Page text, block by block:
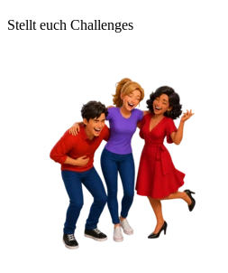
Stellt euch Challenges